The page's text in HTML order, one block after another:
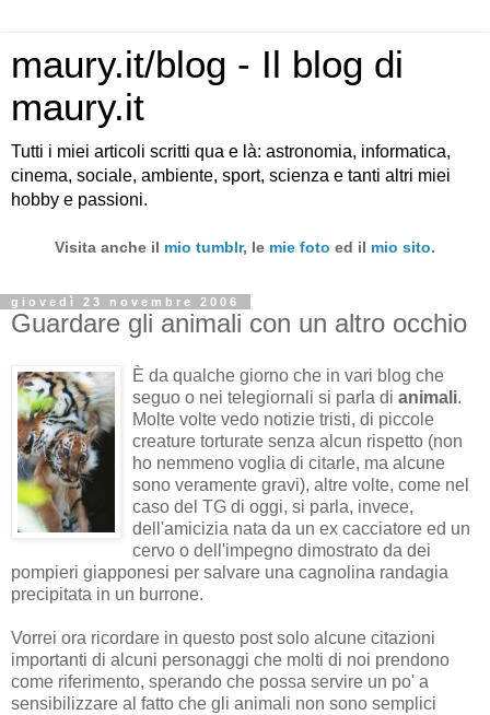
maury.it/blog - Il blog di
maury.it
Tutti i miei articoli scritti qua e là: astronomia, informatica,
cinema, sociale, ambiente, sport, scienza e tanti altri miei
hobby e passioni.
Visita anche il mio tumblr, le mie foto ed il mio sito.
giovedì 23 novembre 2006
Guardare gli animali con un altro occhio
È da qualche giorno che in vari blog che
seguo o nei telegiornali si parla di animali.
Molte volte vedo notizie tristi, di piccole
creature torturate senza alcun rispetto (non
ho nemmeno voglia di citarle, ma alcune
sono veramente gravi), altre volte, come nel
caso del TG di oggi, si parla, invece,
dell'amicizia nata da un ex cacciatore ed un
cervo o dell'impegno dimostrato da dei
pompieri giapponesi per salvare una cagnolina randagia
precipitata in un burrone.
Vorrei ora ricordare in questo post solo alcune citazioni
importanti di alcuni personaggi che molti di noi prendono
come riferimento, sperando che possa servire un po' a
sensibilizzare al fatto che gli animali non sono semplici